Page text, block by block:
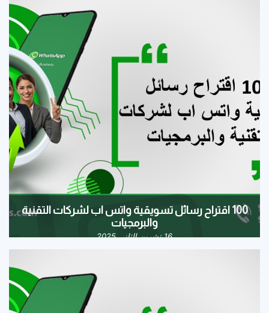
100 اقتراح رسائل تسويقية واتس اب لشركات التقنية
والبرمجيات
16 تشرين الثاني 2025